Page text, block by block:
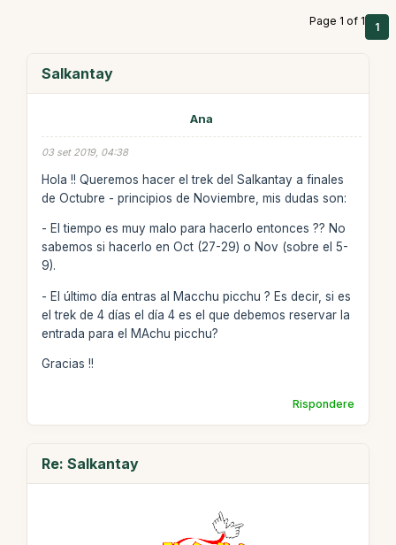
Page 1 of 1 1
Salkantay
Ana
03 set 2019, 04:38
Hola !! Queremos hacer el trek del Salkantay a finales
de Octubre - principios de Noviembre, mis dudas son:
- El tiempo es muy malo para hacerlo entonces ?? No
sabemos si hacerlo en Oct (27-29) o Nov (sobre el 5-
9).
- El último día entras al Macchu picchu ? Es decir, si es
el trek de 4 días el día 4 es el que debemos reservar la
entrada para el MAchu picchu?
Gracias !!
Rispondere
Re: Salkantay